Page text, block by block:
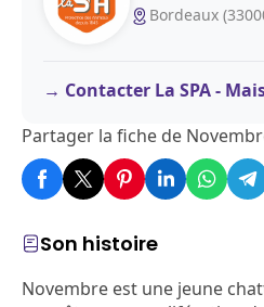
Son histoire
Novembre est une jeune
Bordeaux
Contacter La SPA -
Partager la fiche de